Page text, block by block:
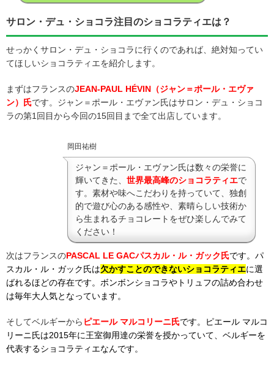
サロン・デュ・ショコラ注目のショコラティエは？
せっかくサロン・デュ・ショコラに行くのであれば、絶対知ってい
てほしいショコラティエを紹介します。
まずはフランスのJEAN-PAUL HÉVIN（ジャン＝ポール・エヴァ
ン）氏です。ジャン＝ポール・エヴァン氏はサロン・デュ・ショコ
ラの第1回目から今回の15回目まで全て出店しています。
岡田祐樹
ジャン＝ポール・エヴァン氏は数々の栄誉に
輝いてきた、 世界最高峰のショコラティエで
す。素材や味へこだわりを持っていて、独創
的で遊び心のある感性や、素晴らしい技術か
ら生まれるチョコレートをぜひ楽しんでみて
ください！
次はフランスのPASCAL LE GACパスカル・ル・ガック氏です。 パ
スカル・ル・ガック氏は欠かすことのできないショコラティエに選
ばれるほどの存在です。ボンボンショコラやトリュフの詰め合わせ
は毎年大人気となっています。
そしてベルギーから ピエール マルコリーニ氏です。ピエール マルコ
リーニ氏は2015年に王室御用達の栄誉を授かっていて、ベルギーを
代表するショコラティエなんです。